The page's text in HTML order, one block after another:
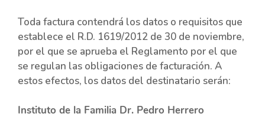
Toda factura contendrá los datos o requisitos que
establece el R.D. 1619/2012 de 30 de noviembre,
por el que se aprueba el Reglamento por el que
se regulan las obligaciones de facturación. A
estos efectos, los datos del destinatario serán:
Instituto de la Familia Dr. Pedro Herrero